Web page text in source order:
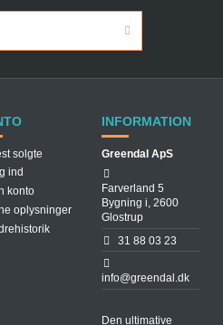
solgte
ind
konto
oplysninger
INFORMATION
Greendal ApS
Farverland 5
Bygning i, 2600
Glostrup
31 88 03 23
info@greendal.dk
Den ultimative